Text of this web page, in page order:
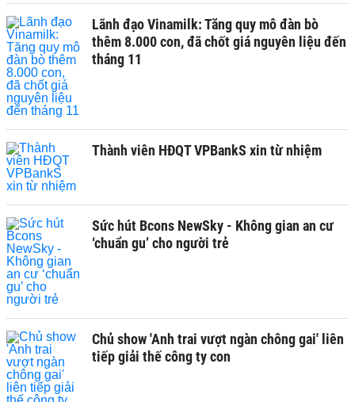
Lãnh đạo Vinamilk: Tăng quy mô đàn bò
thêm 8.000 con, đã chốt giá nguyên liệu đến
tháng 11
Thành viên HĐQT VPBankS xin từ nhiệm
Sức hút Bcons NewSky - Không gian an cư
‘chuẩn gu’ cho người trẻ
Chủ show 'Anh trai vượt ngàn chông gai' liên
tiếp giải thế công ty con